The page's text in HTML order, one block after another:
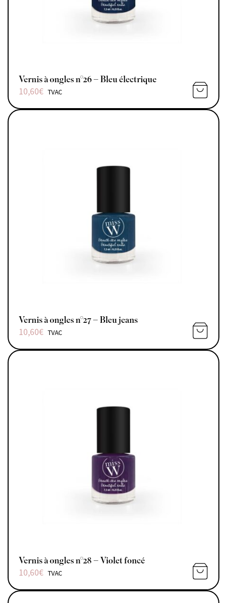
Vernis à ongles n°26 – Bleu électrique
10,60€ TVAC
Vernis à ongles n°27 – Bleu jeans
10,60€ TVAC
Vernis à ongles n°28 – Violet foncé
10,60€ TVAC